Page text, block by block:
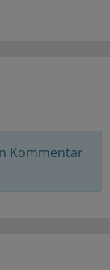
Kommentar